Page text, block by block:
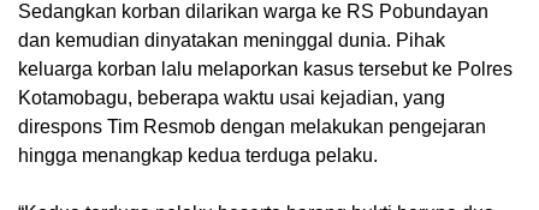
Sedangkan korban dilarikan warga ke RS Pobundayan
dan kemudian dinyatakan meninggal dunia. Pihak
keluarga korban lalu melaporkan kasus tersebut ke Polres
Kotamobagu, beberapa waktu usai kejadian, yang
direspons Tim Resmob dengan melakukan pengejaran
hingga menangkap kedua terduga pelaku.